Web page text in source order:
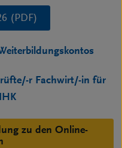
(PDF)
r Fachwirt/-in für
zu den Online-